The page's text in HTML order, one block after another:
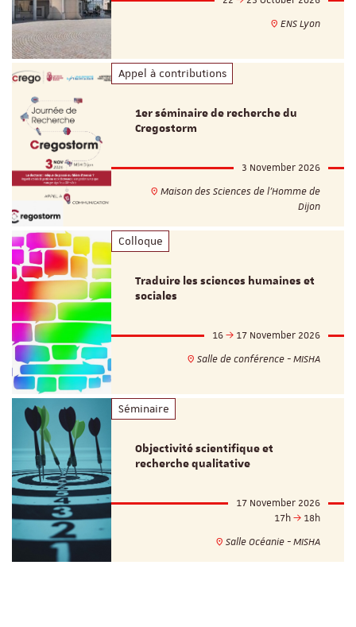
ENS Lyon
Appel à contributions
1er séminaire de recherche du
Cregostorm
3 November 2026
Maison des Sciences de l'Homme de
Dijon
Colloque
Traduire les sciences humaines et
sociales
16
17 November 2026
Salle de conférence - MISHA
Séminaire
Objectivité scientifique et
recherche qualitative
17 November 2026
17h
18h
Salle Océanie - MISHA